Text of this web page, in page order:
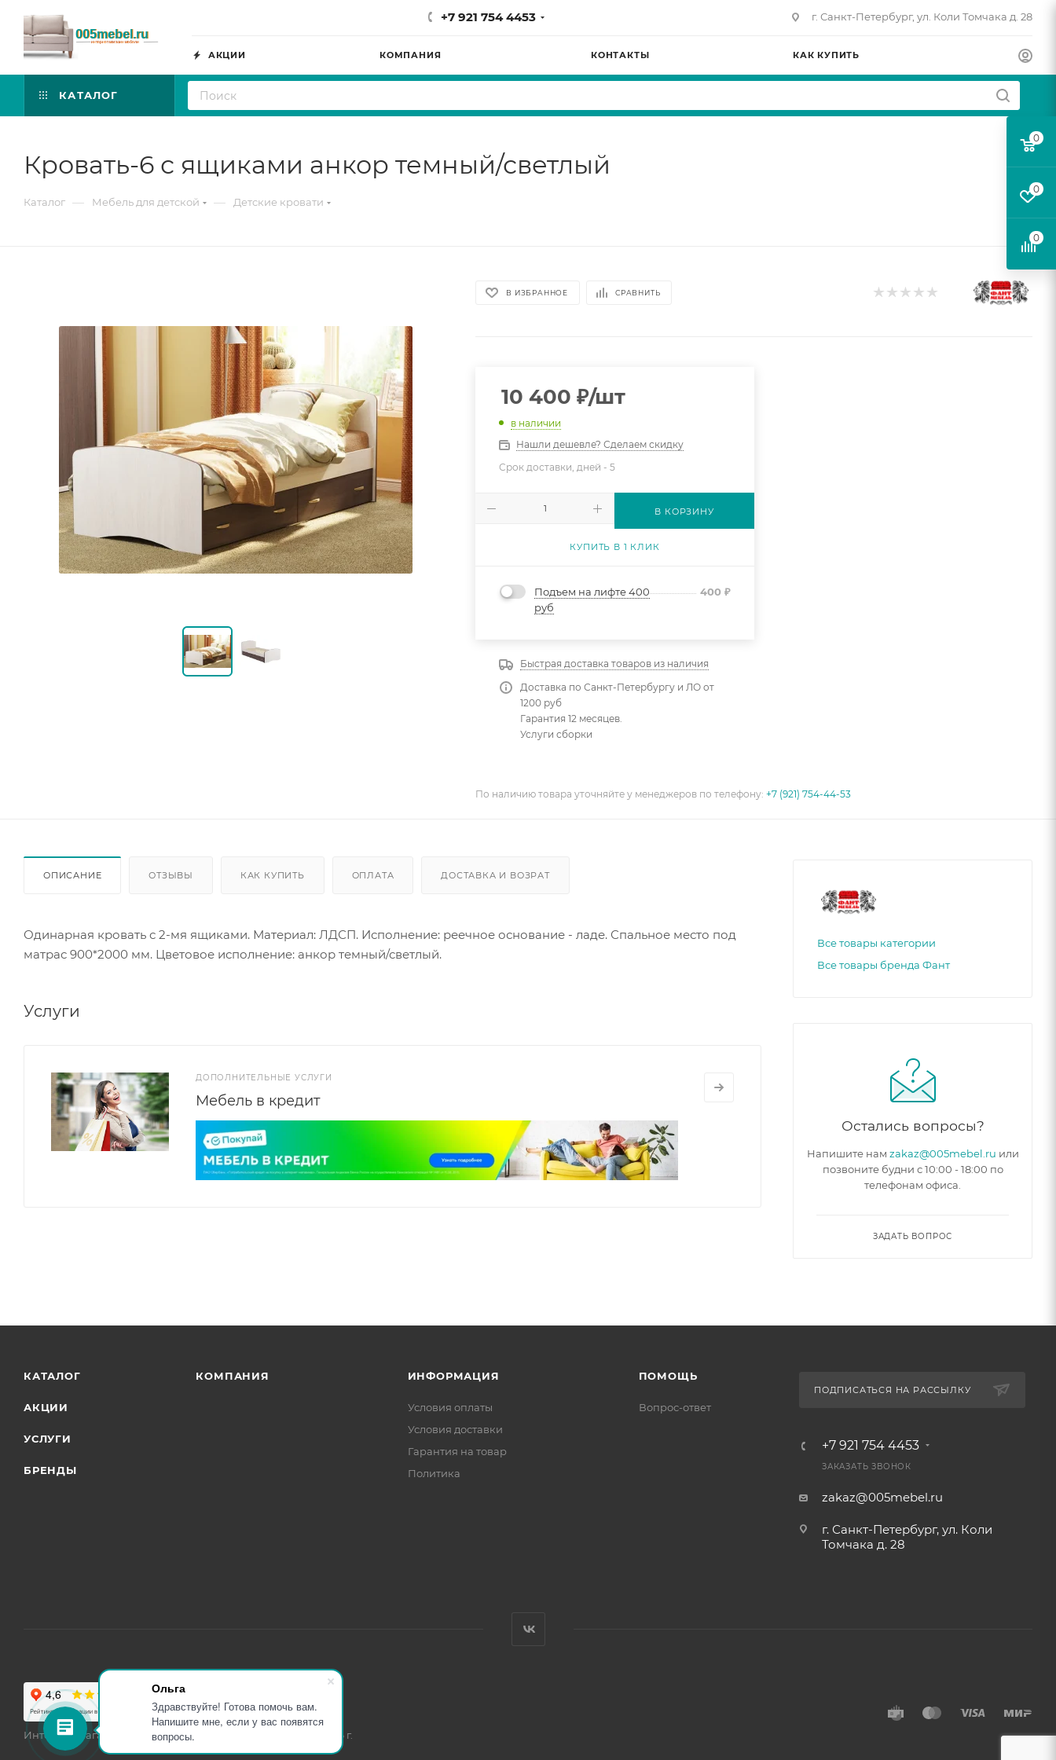
Ольга
Здравствуйте! Готова помочь вам.
Напишите мне, если у вас появятся
вопросы.
+7 921 754 4453 г. Санкт-Петербург, ул. Коли Томчака д. 28
АКЦИИ КОМПАНИЯ КОНТАКТЫ КАК КУПИТЬ
КАТАЛОГ
Кровать-6 с ящиками анкор темный/светлый
Каталог — Мебель для детской — Детские кровати
В ИЗБРАННОЕ СРАВНИТЬ
10 400 ₽/шт
в наличии
Нашли дешевле? Сделаем скидку
Срок доставки, дней -5
В КОРЗИНУ
КУПИТЬ В 1 КЛИК
Подъем на лифте 400
руб
400₽
Быстрая доставка товаров из наличия
Доставка по Санкт-Петербургу и ЛО от
1200 руб
Гарантия 12 месяцев.
Услуги сборки
По наличию товара уточняйте у менеджеров по телефону:+7 (921) 754-44-53
ОПИСАНИЕ ОТЗЫВЫ КАК КУПИТЬ ОПЛАТА ДОСТАВКА И ВОЗРАТ
Одинарная кровать с 2-мя ящиками. Материал: ЛДСП. Исполнение: реечное основание - ладе. Спальное место под
матрас 900*2000 мм. Цветовое исполнение: анкор темный/светлый.
Услуги
ДОПОЛНИТЕЛЬНЫЕ УСЛУГИ
Мебель в кредит
Все товары категории
Все товары бренда Фант
Остались вопросы?
Напишите нам zakaz@005mebel.ru или
позвоните будни с 10:00 - 18:00 по
телефонам офиса.
ЗАДАТЬ ВОПРОС
КАТАЛОГ
АКЦИИ
УСЛУГИ
БРЕНДЫ
КОМПАНИЯ ИНФОРМАЦИЯ
Условия оплаты
Условия доставки
Гарантия на товар
Политика
ПОМОЩЬ
Вопрос-ответ
ПОДПИСАТЬСЯ НА РАССЫЛКУ
+7 921 754 4453
ЗАКАЗАТЬ ЗВОНОК
zakaz@005mebel.ru
г. Санкт-Петербург, ул. Коли
Томчака д. 28
Интернет магазин мебели в Санкт-Петербурге © 2000-2026 г.
0
0
0